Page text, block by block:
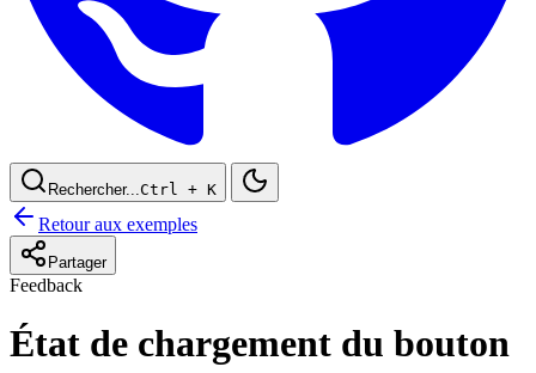
Rechercher... Ctrl + K
Retour aux exemples
Partager
Feedback
État de chargement du bouton